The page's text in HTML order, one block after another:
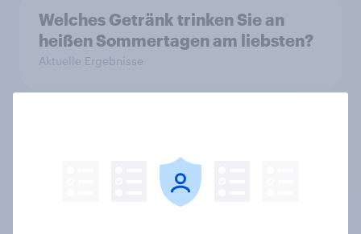
Welches Getränk trinken Sie an
heißen Sommertagen am liebsten?
Aktuelle Ergebnisse
Bierkonsum in Deutschland – Jeder
Vierte trinkt wöchentlich
alkoholhaltiges Bier, Alkoholfreies